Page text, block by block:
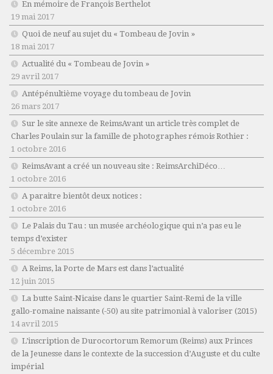
En mémoire de François Berthelot
19 mai 2017
Quoi de neuf au sujet du « Tombeau de Jovin »
18 mai 2017
Actualité du « Tombeau de Jovin »
29 avril 2017
Antépénultième voyage du tombeau de Jovin
26 mars 2017
Sur le site annexe de ReimsAvant un article très complet de
Charles Poulain sur la famille de photographes rémois Rothier :
1 octobre 2016
ReimsAvant a créé un nouveau site : ReimsArchiDéco…
1 octobre 2016
A paraitre bientôt deux notices :
1 octobre 2016
Le Palais du Tau : un musée archéologique qui n’a pas eu le
temps d’exister
5 décembre 2015
A Reims, la Porte de Mars est dans l’actualité
12 juin 2015
La butte Saint-Nicaise dans le quartier Saint-Remi de la ville
gallo-romaine naissante (-50) au site patrimonial à valoriser (2015)
14 avril 2015
L’inscription de Durocortorum Remorum (Reims) aux Princes
de la Jeunesse dans le contexte de la succession d’Auguste et du culte
impérial